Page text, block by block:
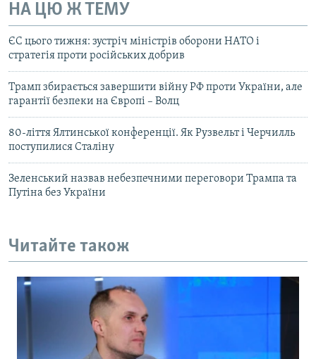
НА ЦЮ Ж ТЕМУ
ЄС цього тижня: зустріч міністрів оборони НAТО і
стрaтегія проти російських добрив
Трамп збирається завершити війну РФ проти України, але
гарантії безпеки на Європі – Волц
80-ліття Ялтинської конференції. Як Рузвельт і Черчилль
поступилися Сталіну
Зеленський назвав небезпечними переговори Трампа та
Путіна без України
Читайте також